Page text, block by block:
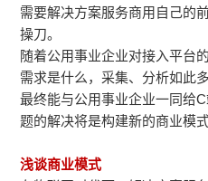
需要解决方案服务商用自己的
操刀。
随着公用事业企业对接入平台
需求是什么，采集、分析如此
最终能与公用事业企业一同
题的解决将是构建新的商业模式
浅谈商业模式